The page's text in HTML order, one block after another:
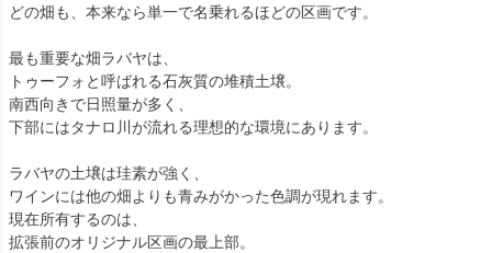
どの畑も、本来なら単一で名乗れるほどの区画です。
最も重要な畑ラバヤは、
トゥーフォと呼ばれる石灰質の堆積土壌。
南西向きで日照量が多く、
下部にはタナロ川が流れる理想的な環境にあります。
ラバヤの土壌は珪素が強く、
ワインには他の畑よりも青みがかった色調が現れます。
現在所有するのは、
拡張前のオリジナル区画の最上部。